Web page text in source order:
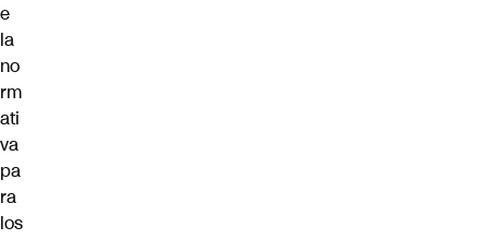
e
la
no
rm
ati
va
pa
ra
los